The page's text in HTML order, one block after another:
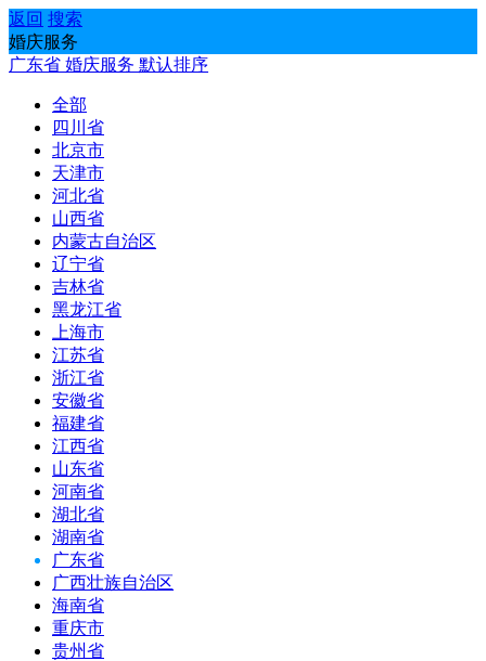
返回 搜索
婚庆服务
广东省 婚庆服务 默认排序
全部
四川省
北京市
天津市
河北省
山西省
内蒙古自治区
辽宁省
吉林省
黑龙江省
上海市
江苏省
浙江省
安徽省
福建省
江西省
山东省
河南省
湖北省
湖南省
广东省
广西壮族自治区
海南省
重庆市
贵州省